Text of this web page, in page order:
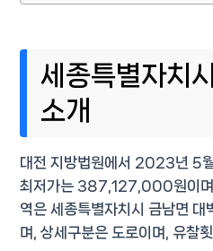
세종특별자치
소개
대전 지방법원에서 2023년 5
최저가는 387,127,000원이
역은 세종특별자치시 금남면
며, 상세구분은 도로이며, 유찰